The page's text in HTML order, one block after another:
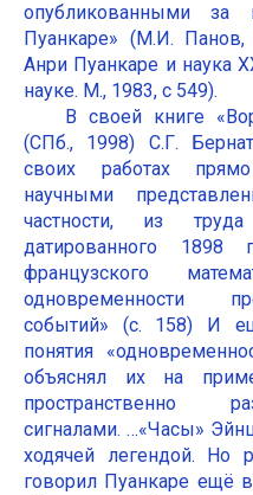
опубликованными за
Пуанкаре» (М.И.
Анри Пуанкаре и наука
науке. М., 1983, с 549).
В своей книге
(СПб., 1998) С.Г.
своих работах
научными
частности, из
датированного
французского
одновременности
событий» (с. 158) И
понятия
объяснял их на
пространственно
сигналами. …«Часы»
ходячей легендой.
говорил Пуанкаре ещё